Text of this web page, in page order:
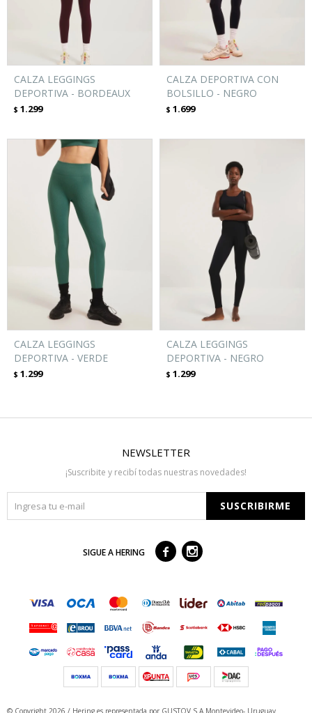
CALZA LEGGINGS
DEPORTIVA - BORDEAUX
$ 1.299
CALZA DEPORTIVA CON
BOLSILLO - NEGRO
$ 1.699
CALZA LEGGINGS
DEPORTIVA - VERDE
$ 1.299
CALZA LEGGINGS
DEPORTIVA - NEGRO
$ 1.299
NEWSLETTER
¡Suscribite y recibí todas nuestras novedades!
SUSCRIBIRME
SIGUE A HERING  
© Copyright 2026 / Hering es representada por GUSTOV S.A Montevideo- Uruguay